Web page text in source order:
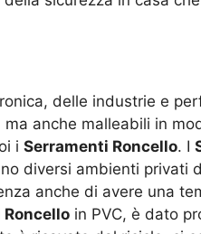
delle industrie e
anche malleabili in
i Serramenti Roncello. I
diversi ambienti privati
anche di avere una
in PVC, è dato